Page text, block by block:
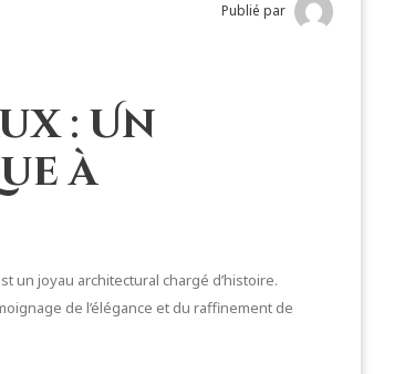
Publié par
: Un
à
un joyau architectural chargé d’histoire.
de l’élégance et du raffinement de